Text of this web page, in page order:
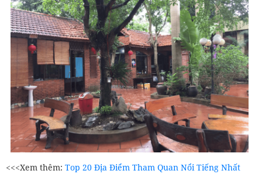
<<<Xem thêm: Top 20 Địa Điểm Tham Quan Nổi Tiếng Nhất